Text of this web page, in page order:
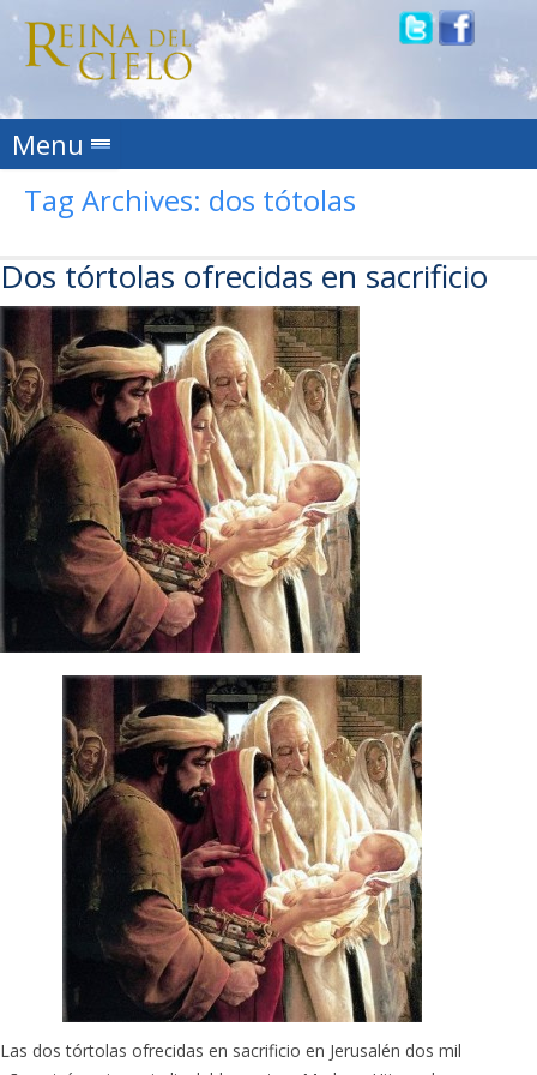
Menu Skip to content
Tag Archives: dos tótolas
Dos tórtolas ofrecidas en sacrificio
Las dos tórtolas ofrecidas en sacrificio en Jerusalén dos mil